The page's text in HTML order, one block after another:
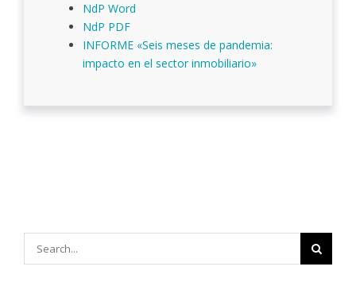
NdP Word
NdP PDF
INFORME «Seis meses de pandemia:
impacto en el sector inmobiliario»